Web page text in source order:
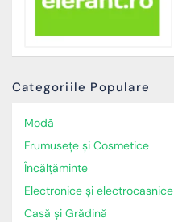
Categoriile Populare
Modă
Frumusețe și Cosmetice
Încălţăminte
Electronice și electrocasnice
Casă și Grădină